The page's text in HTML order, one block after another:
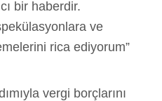
bir haberdir.
ve
rica ediyorum”
vergi borçlarını